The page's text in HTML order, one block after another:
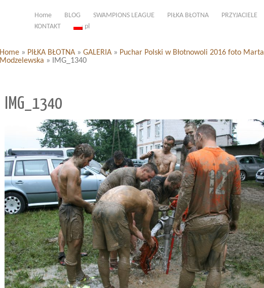
Home BLOG SWAMPIONS LEAGUE PIŁKA BŁOTNA PRZYJACIELE
KONTAKT
pl
Home » PIŁKA BŁOTNA » GALERIA » Puchar Polski w Błotnowoli 2016 foto Marta
Modzelewska » IMG_1340
IMG_1340